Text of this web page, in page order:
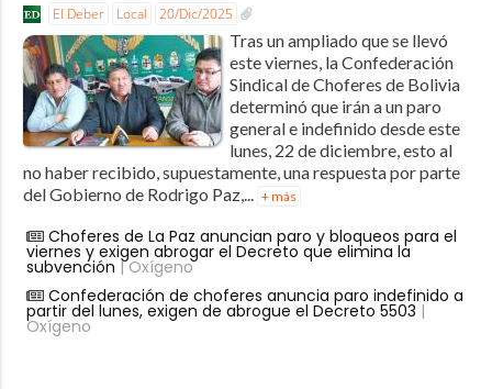
El Deber Local 20/Dic/2025
Tras un ampliado que se llevó
este viernes, la Confederación
Sindical de Choferes de Bolivia
determinó que irán a un paro
general e indefinido desde este
lunes, 22 de diciembre, esto al
no haber recibido, supuestamente, una respuesta por parte
del Gobierno de Rodrigo Paz,... + más
Choferes de La Paz anuncian paro y bloqueos para el
viernes y exigen abrogar el Decreto que elimina la
subvención | Oxígeno
Confederación de choferes anuncia paro indefinido a
partir del lunes, exigen de abrogue el Decreto 5503 |
Oxígeno